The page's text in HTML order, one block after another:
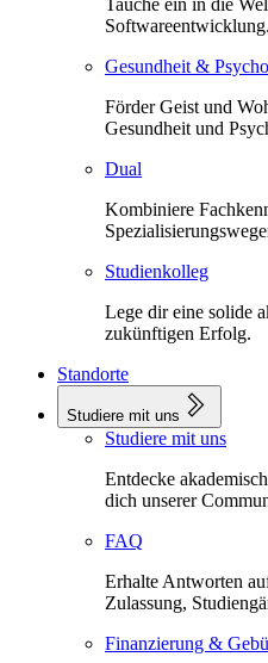
Tauche ein in die
Softwareentwicklung.
Gesundheit &
Förder Geist und
Gesundheit und
Dual
Kombiniere
Studienkolleg
Lege dir eine solide
zukünftigen Erfolg.
Standorte
Studiere mit uns
Studiere mit uns
Entdecke
dich unserer
FAQ
Erhalte Antworten
Zulassung,
Finanzierung &